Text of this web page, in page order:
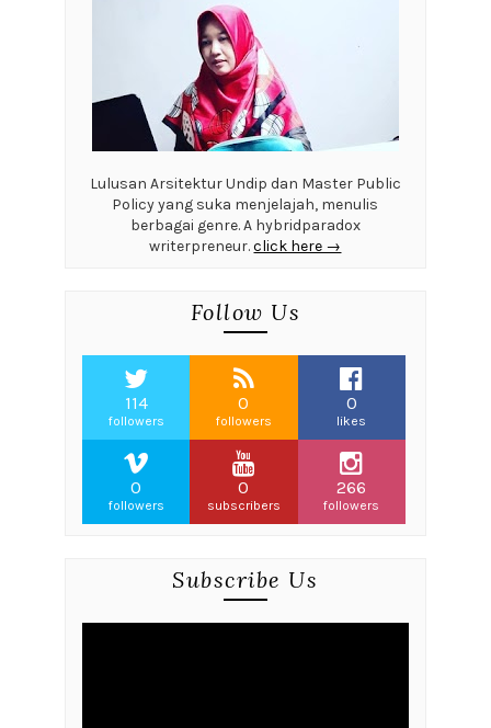
Lulusan Arsitektur Undip dan Master Public
Policy yang suka menjelajah, menulis
berbagai genre. A hybridparadox
writerpreneur.click here →
Follow Us
114
followers
0
followers
0
likes
0
followers
0
subscribers
266
followers
Subscribe Us